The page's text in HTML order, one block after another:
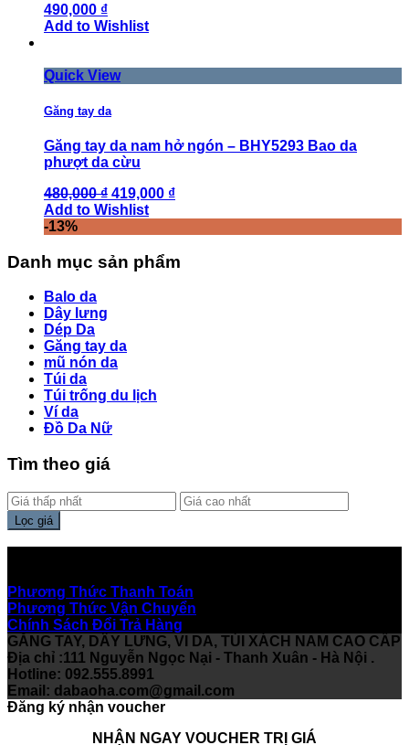
490,000 ₫
Add to Wishlist
Quick View
Găng tay da
Găng tay da nam hở ngón – BHY5293 Bao da
phượt da cừu
480,000 ₫ 419,000 ₫
Add to Wishlist
-13%
Danh mục sản phẩm
Balo da
Dây lưng
Dép Da
Găng tay da
mũ nón da
Túi da
Túi trống du lịch
Ví da
Đồ Da Nữ
Tìm theo giá
Lọc giá
Phương Thức Thanh Toán
Phương Thức Vận Chuyển
Chính Sách Đổi Trả Hàng
GĂNG TAY, DÂY LƯNG, VI DA, TÚI XÁCH NAM CAO CẤP
Địa chỉ :111 Nguyễn Ngọc Nại - Thanh Xuân - Hà Nội .
Hotline: 092.555.8991
Email: dabaoha.com@gmail.com
Đăng ký nhận voucher
NHẬN NGAY VOUCHER TRỊ GIÁ